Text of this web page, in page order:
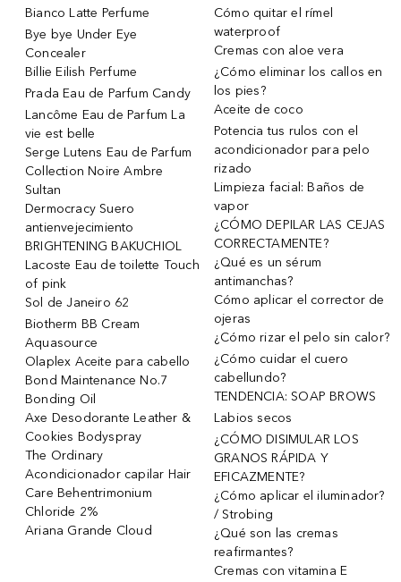
Bianco Latte Perfume
Bye bye Under Eye
Concealer
Billie Eilish Perfume
Prada Eau de Parfum Candy
Lancôme Eau de Parfum La
vie est belle
Serge Lutens Eau de Parfum
Collection Noire Ambre
Sultan
Dermocracy Suero
antienvejecimiento
BRIGHTENING BAKUCHIOL
Lacoste Eau de toilette Touch
of pink
Sol de Janeiro 62
Biotherm BB Cream
Aquasource
Olaplex Aceite para cabello
Bond Maintenance No.7
Bonding Oil
Axe Desodorante Leather &
Cookies Bodyspray
The Ordinary
Acondicionador capilar Hair
Care Behentrimonium
Chloride 2%
Ariana Grande Cloud
Cómo quitar el rímel
waterproof
Cremas con aloe vera
¿Cómo eliminar los callos en
los pies?
Aceite de coco
Potencia tus rulos con el
acondicionador para pelo
rizado
Limpieza facial: Baños de
vapor
¿CÓMO DEPILAR LAS CEJAS
CORRECTAMENTE?
¿Qué es un sérum
antimanchas?
Cómo aplicar el corrector de
ojeras
¿Cómo rizar el pelo sin calor?
¿Cómo cuidar el cuero
cabellundo?
TENDENCIA: SOAP BROWS
Labios secos
¿CÓMO DISIMULAR LOS
GRANOS RÁPIDA Y
EFICAZMENTE?
¿Cómo aplicar el iluminador?
/ Strobing
¿Qué son las cremas
reafirmantes?
Cremas con vitamina E